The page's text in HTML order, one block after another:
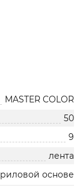
MASTER COLOR
50
9
лента
основе